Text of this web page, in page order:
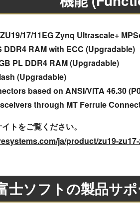
17/11EG Zynq Ultrascale+
DDR4 RAM with ECC (Upgradable)
PL DDR4 RAM (Upgradable)
(Upgradable)
based on ANSI/VITA 46.30
through MT Ferrule
トをご覧ください。
ja/product/zu19-
士ソフトの製品サ